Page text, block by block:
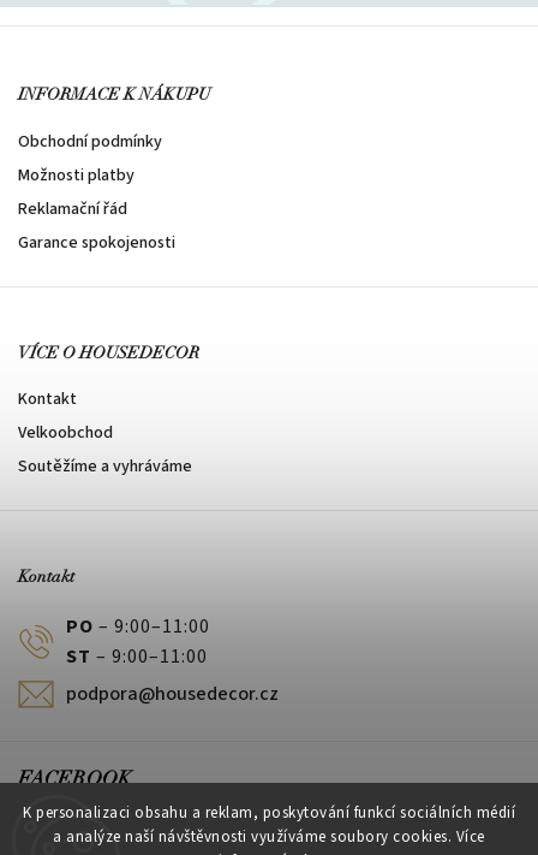
K personalizaci obsahu a reklam, poskytování funkcí sociálních médií
a analýze naší návštěvnosti využíváme soubory cookies. Více
INFORMACE K NÁKUPU
Obchodní podmínky
Možnosti platby
Reklamační řád
Garance spokojenosti
VÍCE O HOUSEDECOR
Kontakt
Velkoobchod
Soutěžíme a vyhráváme
Kontakt
PO – 9:00–11:00
ST – 9:00–11:00
podpora@housedecor.cz
FACEBOOK